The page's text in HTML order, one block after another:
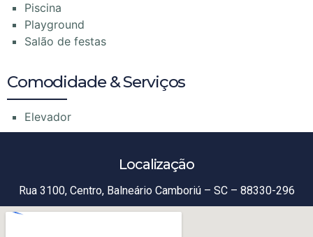
Piscina
Playground
Salão de festas
Comodidade & Serviços
Elevador
Localização
Rua 3100, Centro, Balneário Camboriú – SC – 88330-296